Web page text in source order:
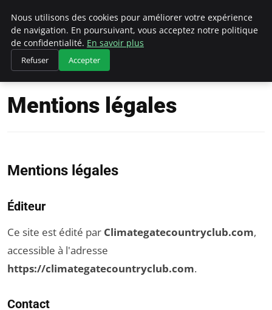
Climategatecountryclub.com
Accueil Mentions légales
Mentions légales
Mentions légales
Éditeur
Ce site est édité par Climategatecountryclub.com,
accessible à l'adresse
https://climategatecountryclub.com.
Contact
Nous utilisons des cookies pour améliorer votre expérience
de navigation. En poursuivant, vous acceptez notre politique
de confidentialité. En savoir plus
Refuser Accepter